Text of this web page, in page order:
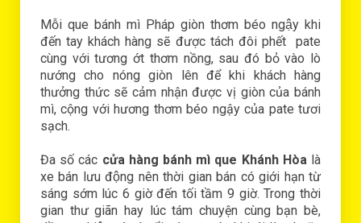
Mỗi que bánh mì Pháp giòn thơm béo ngậy khi
đến tay khách hàng sẽ được tách đôi phết pate
cùng với tương ớt thơm nồng, sau đó bỏ vào lò
nướng cho nóng giòn lên để khi khách hàng
thưởng thức sẽ cảm nhận được vị giòn của bánh
mì, cộng với hương thơm béo ngậy của pate tươi
sạch.
Đa số các cửa hàng bánh mì que Khánh Hòa là
xe bán lưu động nên thời gian bán có giới hạn từ
sáng sớm lúc 6 giờ đến tối tầm 9 giờ. Trong thời
gian thư giãn hay lúc tám chuyện cùng bạn bè,